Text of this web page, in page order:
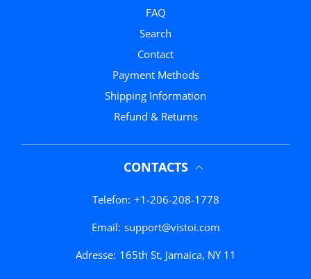
FAQ
Search
Contact
Payment Methods
Shipping Information
Refund & Returns
CONTACTS
Telefon: +1-206-208-1778
Email: support@vistoi.com
Adresse: 165th St, Jamaica, NY 11